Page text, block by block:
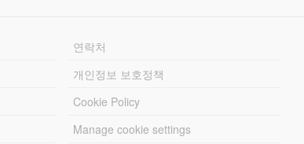
연락처
개인정보 보호정책
Cookie Policy
Manage cookie settings